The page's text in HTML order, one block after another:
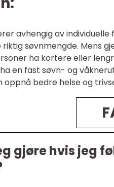
avhengig av
riktig søvnmengde. Mens
ha kortere eller
en fast søvn- og
oppnå bedre helse og
gjøre hvis jeg